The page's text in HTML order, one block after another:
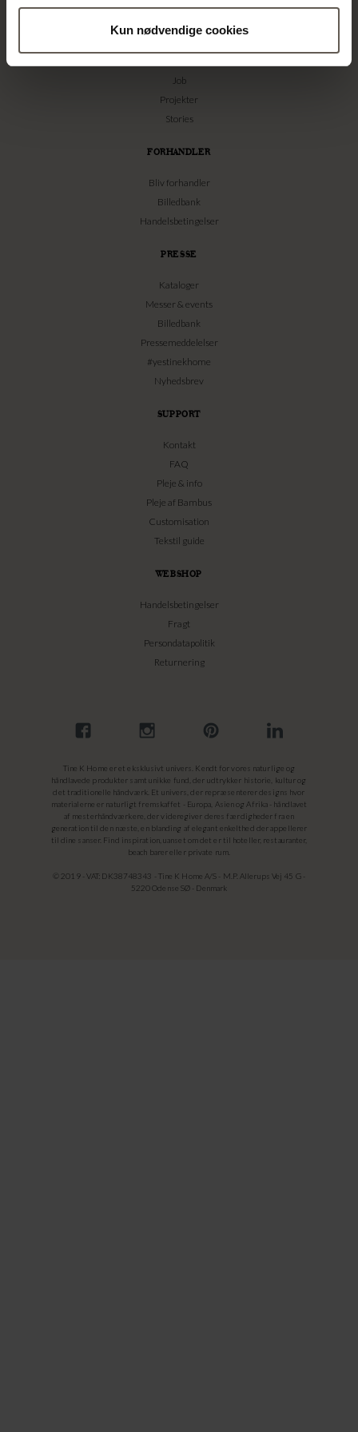
Kun nødvendige cookies
Om os
Job
Projekter
Stories
FORHANDLER
Bliv forhandler
Billedbank
Handelsbetingelser
PRESSE
Kataloger
Messer & events
Billedbank
Pressemeddelelser
#yestinekhome
Nyhedsbrev
SUPPORT
Kontakt
FAQ
Pleje & info
Pleje af Bambus
Customisation
Tekstil guide
WEBSHOP
Handelsbetingelser
Fragt
Persondatapolitik
Returnering
Tine K Home er et eksklusivt univers. Kendt for vores naturlige og
håndlavede produkter samt unikke fund, der udtrykker historie, kultur og
det traditionelle håndværk. Et univers, der repræsenterer designs hvor
materialerne er naturligt fremskaffet - Europa, Asien og Afrika - håndlavet
af mesterhåndværkere, der videregiver deres færdigheder fra en
generation til den næste, en blanding af elegant enkelthed der appellerer
til dine sanser. Find inspiration, uanset om det er til hoteller, restauranter,
beach barer eller private rum.
© 2019 - VAT: DK38748343 - Tine K Home A/S - M.P. Allerups Vej 45 G -
5220 Odense SØ - Denmark